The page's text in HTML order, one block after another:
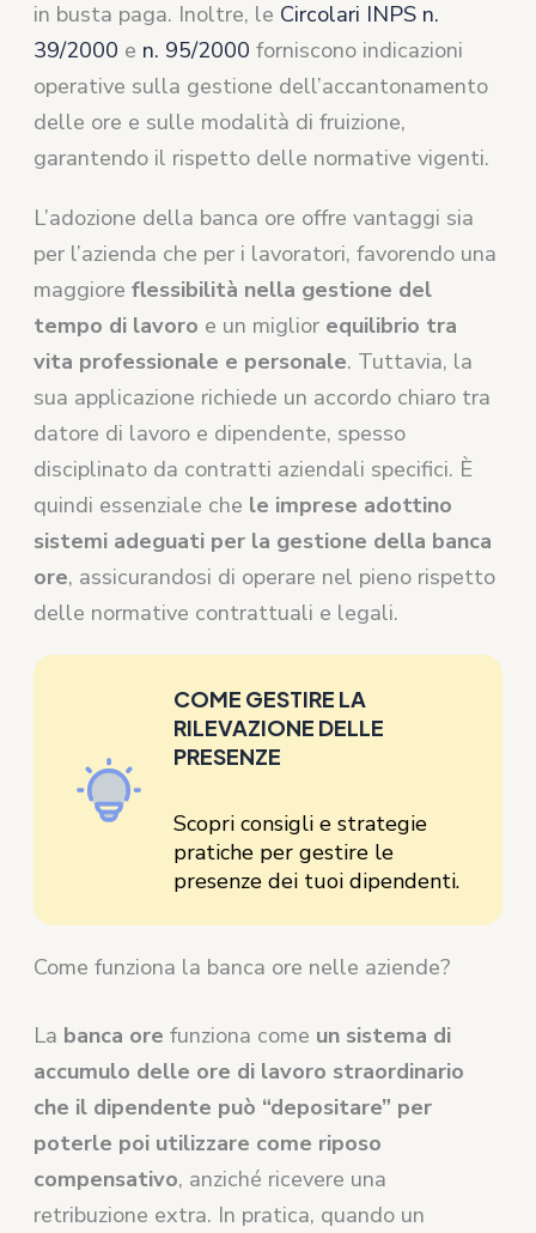
in busta paga. Inoltre, le Circolari INPS n.
39/2000 e n. 95/2000 forniscono indicazioni
operative sulla gestione dell’accantonamento
delle ore e sulle modalità di fruizione,
garantendo il rispetto delle normative vigenti.
L’adozione della banca ore offre vantaggi sia
per l’azienda che per i lavoratori, favorendo una
maggioreflessibilità nella gestione del
tempo di lavoro e un miglior equilibrio tra
vita professionale e personale. Tuttavia, la
sua applicazione richiede un accordo chiaro tra
datore di lavoro e dipendente, spesso
disciplinato da contratti aziendali specifici. È
quindi essenziale che le imprese adottino
sistemi adeguati per la gestione della banca
ore, assicurandosi di operare nel pieno rispetto
delle normative contrattuali e legali.
COME GESTIRE LA
RILEVAZIONE DELLE
PRESENZE
Scopri consigli e strategie
pratiche per gestire le
presenze dei tuoi dipendenti.
Come funziona la banca ore nelle aziende?
La banca ore funziona come un sistema di
accumulo delle ore di lavoro straordinario
che il dipendente può “depositare” per
poterle poi utilizzare come riposo
compensativo, anziché ricevere una
retribuzione extra. In pratica, quando un